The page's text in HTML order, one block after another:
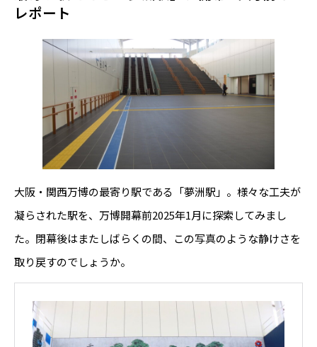
レポート
大阪・関西万博の最寄り駅である「夢洲駅」。様々な工夫が
凝らされた駅を、万博開幕前2025年1月に探索してみまし
た。閉幕後はまたしばらくの間、この写真のような静けさを
取り戻すのでしょうか。